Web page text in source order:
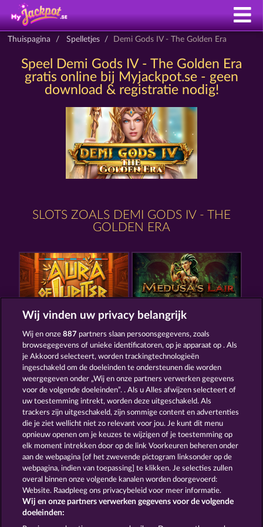
Thuispagina Spelletjes Demi Gods IV - The Golden Era
Speel Demi Gods IV - The Golden Era
gratis online bij Myjackpot.se - geen
download & registratie nodig!
SLOTS ZOALS DEMI GODS IV - THE
GOLDEN ERA
AURA OF JUPITER MEDUSA'S LAIR
POSEIDON'S RISING
Algemene voorwaarden Privacyverklaring
Colofon Bedrijf FAQ
Partnerprogramma Facebook
Wij vinden uw privacy belangrijk
Wij en onze887 partners slaan persoonsgegevens, zoals
browsegegevens of unieke identificatoren, op je apparaat op . Als
je Akkoord selecteert, worden trackingtechnologieën
ingeschakeld om de doeleinden te ondersteunen die worden
weergegeven onder „Wij en onze partners verwerken gegevens
voor de volgende doeleinden”. . Als u Alles afwijzen selecteert of
uw toestemming intrekt, worden deze uitgeschakeld. Als
trackers zijn uitgeschakeld, zijn sommige content en advertenties
die je ziet wellicht niet zo relevant voor jou. Je kunt dit menu
opnieuw openen om je keuzes te wijzigen of je toestemming op
elk moment intrekken door op de link Voorkeuren beheren onder
aan de webpagina [of het zwevende pictogram linksonder op de
webpagina, indien van toepassing] te klikken. Je selecties zullen
overal binnen onze volgende kanalen worden doorgevoerd:
Website. Raadpleeg ons privacybeleid voor meer informatie.
Wij en onze partners verwerken gegevens voor de volgende
doeleinden: